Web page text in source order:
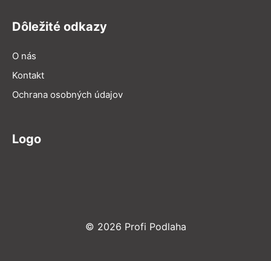
Dôležité odkazy
O nás
Kontakt
Ochrana osobných údajov
Logo
© 2026 Profi Podlaha